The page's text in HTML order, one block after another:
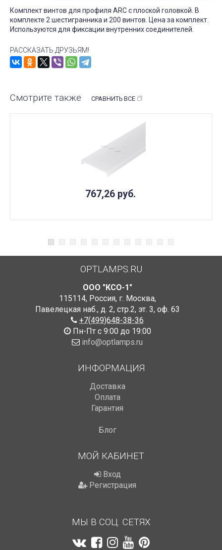
Комплект винтов для профиля ARC с плоской головкой. В
комплекте 2 шестигранника и 200 винтов. Цена за комплект.
Используются для фиксации внутренних соединителей.
РАССКАЗАТЬ ДРУЗЬЯМ!
Смотрите также СРАВНИТЬ ВСЕ
767,26 руб.
OPTLAMPS.RU
ООО "КСО-1"
115114, Россия, г. Москва,
Павелецкая наб., д. 2, стр.2, эт. 3, оф. 63
+7(499)648-38-36
Пн-Пт с 9:00 до 19:00
info@optlamps.ru
ИНФОРМАЦИЯ
Доставка
Оплата
Гарантия
Блог
МОЙ КАБИНЕТ
Вход
Регистрация
МЫ В СОЦ. СЕТЯХ